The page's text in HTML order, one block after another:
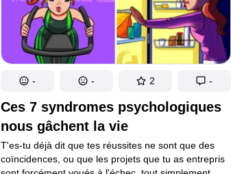
Ces 7 syndromes psychologiques
nous gâchent la vie
T'es-tu déjà dit que tes réussites ne sont que des
coïncidences, ou que les projets que tu as entrepris
- - 2 -